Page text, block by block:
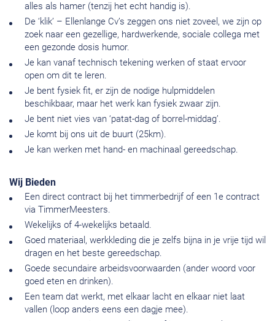
alles als hamer (tenzij het echt handig is).
De ‘klik’ – Ellenlange Cv’s zeggen ons niet zoveel, we zijn op
zoek naar een gezellige, hardwerkende, sociale collega met
een gezonde dosis humor.
Je kan vanaf technisch tekening werken of staat ervoor
open om dit te leren.
Je bent fysiek fit, er zijn de nodige hulpmiddelen
beschikbaar, maar het werk kan fysiek zwaar zijn.
Je bent niet vies van ‘patat-dag of borrel-middag’.
Je komt bij ons uit de buurt (25km).
Je kan werken met hand- en machinaal gereedschap.
Wij Bieden
Een direct contract bij het timmerbedrijf of een 1e contract
via TimmerMeesters.
Wekelijks of 4-wekelijks betaald.
Goed materiaal, werkkleding die je zelfs bijna in je vrije tijd wil
dragen en het beste gereedschap.
Goede secundaire arbeidsvoorwaarden (ander woord voor
goed eten en drinken).
Een team dat werkt, met elkaar lacht en elkaar niet laat
vallen (loop anders eens een dagje mee).